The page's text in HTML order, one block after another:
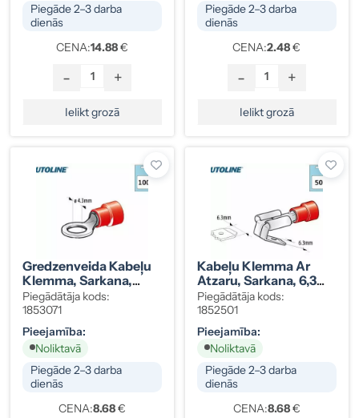
Piegāde 2–3 darba
dienās
CENA:14.88€
- +
Ielikt grozā
Piegāde 2–3 darba
dienās
CENA:2.48€
- +
Ielikt grozā
Gredzenveida Kabeļu
Klemma, Sarkana,
Ø4,3 Mm (M4), 100
Gab.
Piegādātāja kods:
1853071
Pieejamība:
Noliktavā
Piegāde 2–3 darba
dienās
CENA:8.68€
Kabeļu Klemma Ar
Atzaru, Sarkana, 6,3
Mm, 50 Gab.
Piegādātāja kods:
1852501
Pieejamība:
Noliktavā
Piegāde 2–3 darba
dienās
CENA:8.68€